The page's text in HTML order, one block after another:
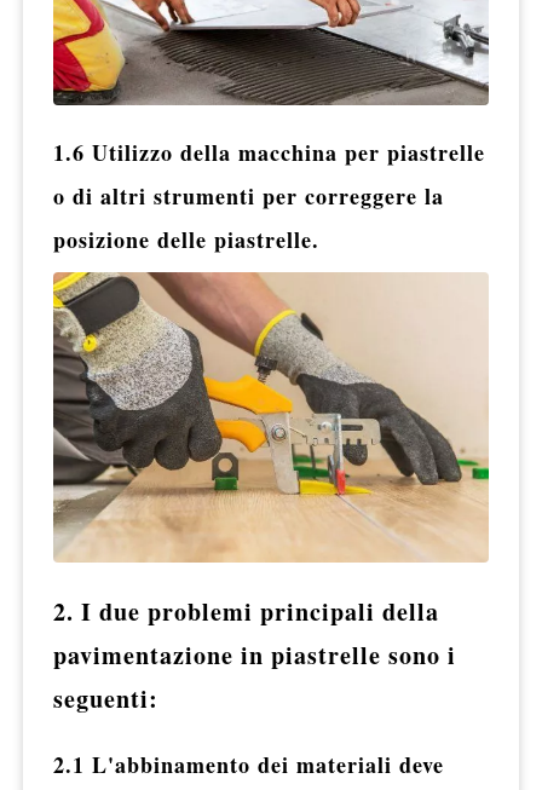
1.6 Utilizzo della macchina per piastrelle
o di altri strumenti per correggere la
posizione delle piastrelle.
2. I due problemi principali della
pavimentazione in piastrelle sono i
seguenti:
2.1 L'abbinamento dei materiali deve